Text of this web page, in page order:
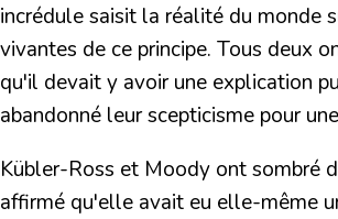
incrédule saisit la réalité du monde
vivantes de ce principe. Tous deux
qu'il devait y avoir une explication
abandonné leur scepticisme pour
Kübler-Ross et Moody ont sombré
affirmé qu'elle avait eu elle-même